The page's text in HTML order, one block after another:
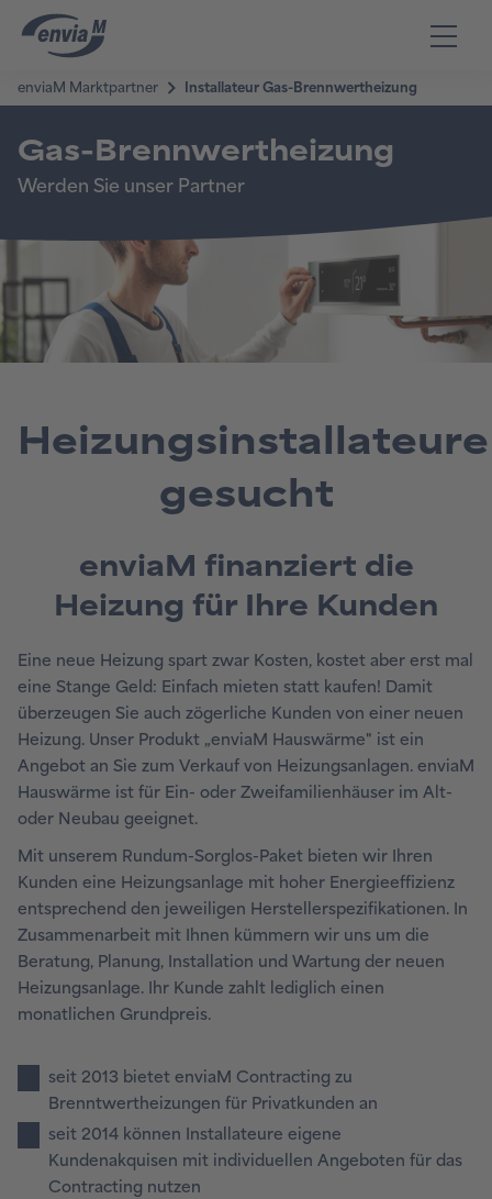
Heizungsinstallateure
gesucht
enviaM finanziert die
Heizung für Ihre Kunden
Eine neue Heizung spart zwar Kosten, kostet aber erst mal
eine Stange Geld: Einfach mieten statt kaufen! Damit
überzeugen Sie auch zögerliche Kunden von einer neuen
Heizung. Unser Produkt „enviaM Hauswärme" ist ein
Angebot an Sie zum Verkauf von Heizungsanlagen. enviaM
Hauswärme ist für Ein- oder Zweifamilienhäuser im Alt-
oder Neubau geeignet.
Mit unserem Rundum-Sorglos-Paket bieten wir Ihren
Kunden eine Heizungsanlage mit hoher Energieeffizienz
entsprechend den jeweiligen Herstellerspezifikationen. In
Zusammenarbeit mit Ihnen kümmern wir uns um die
Beratung, Planung, Installation und Wartung der neuen
Heizungsanlage. Ihr Kunde zahlt lediglich einen
monatlichen Grundpreis.
seit 2013 bietet enviaM Contracting zu
Brenntwertheizungen für Privatkunden an
seit 2014 können Installateure eigene
Kundenakquisen mit individuellen Angeboten für das
Contracting nutzen